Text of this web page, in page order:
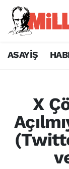
ASAYİŞ
X